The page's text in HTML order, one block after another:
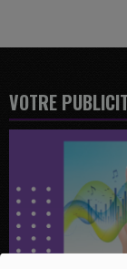
VOTRE